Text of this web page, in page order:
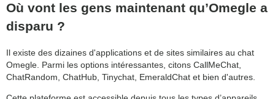
Où vont les gens maintenant qu’Omegle a
disparu ?
Il existe des dizaines d'applications et de sites similaires au chat
Omegle. Parmi les options intéressantes, citons CallMeChat,
ChatRandom, ChatHub, Tinychat, EmeraldChat et bien d'autres.